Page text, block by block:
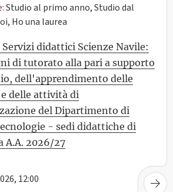
Studio al primo anno, Studio dal
Ho una laurea
Servizi didattici Scienze Navile:
di tutorato alla pari a supporto
dell'apprendimento delle
delle attività di
del Dipartimento di
- sedi didattiche di
A.A. 2026/27
12:00